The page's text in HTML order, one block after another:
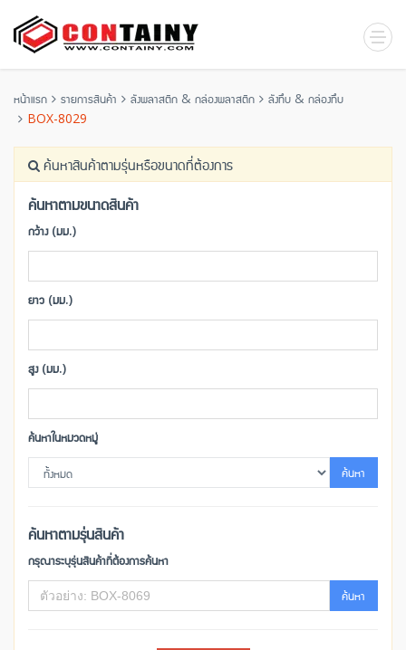
หน้าแรก รายการสินค้า ลังพลาสติก & กล่องพลาสติก
ลังทึบ & กล่องทึบ
BOX-8029
ค้นหาสินค้าตามรุ่นหรือขนาดที่ต้องการ
ค้นหาตามขนาดสินค้า
กว้าง (มม.)
ยาว (มม.)
สูง (มม.)
ค้นหาในหมวดหมู่
ค้นหา
ค้นหาตามรุ่นสินค้า
กรุณาระบุรุ่นสินค้าที่ต้องการค้นหา
ค้นหา